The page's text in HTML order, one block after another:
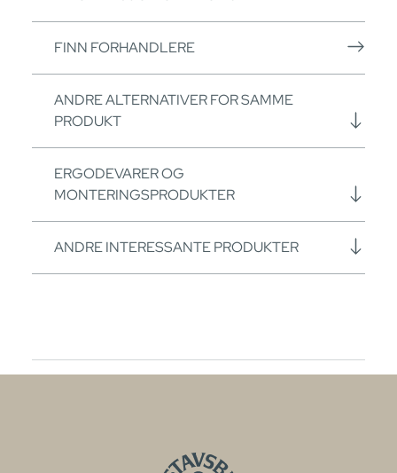
FINN FORHANDLERE
ANDRE ALTERNATIVER FOR SAMME
PRODUKT
ERGODEVARER OG
MONTERINGSPRODUKTER
ANDRE INTERESSANTE PRODUKTER